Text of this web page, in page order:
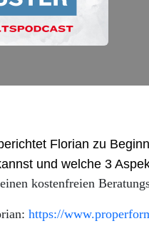
Florian zu
und welche 3
kostenfreien
https://